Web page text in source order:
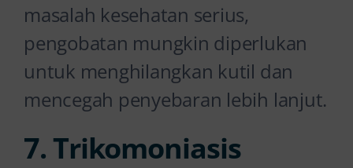
masalah kesehatan serius,
pengobatan mungkin diperlukan
untuk menghilangkan kutil dan
mencegah penyebaran lebih lanjut.
7. Trikomoniasis